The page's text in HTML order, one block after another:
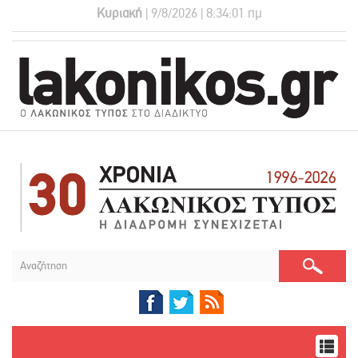
Κυριακή | 9/8/2026 | 8:34:01 πμ